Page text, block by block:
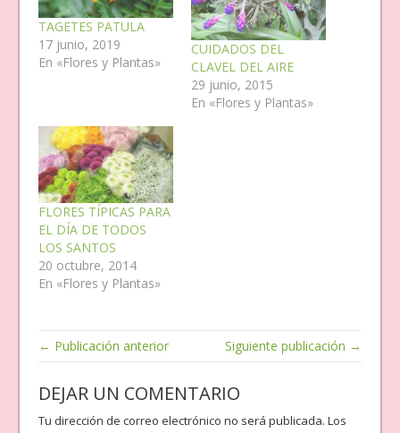
TAGETES PATULA
17 junio, 2019
En «Flores y Plantas»
CUIDADOS DEL
CLAVEL DEL AIRE
29 junio, 2015
En «Flores y Plantas»
FLORES TÍPICAS PARA
EL DÍA DE TODOS
LOS SANTOS
20 octubre, 2014
En «Flores y Plantas»
← Publicación anterior Siguiente publicación →
DEJAR UN COMENTARIO
Tu dirección de correo electrónico no será publicada. Los